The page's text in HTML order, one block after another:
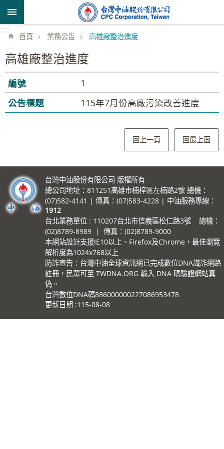
跳到主要內容區塊
::::::
首頁 業務公告 高雄廠整治進度
高雄廠整治進度
1
115年7月份高廠污染改善進度
回上一頁 回最上面
台灣中油股份有限公司 版權所有
總公司地址：811251高雄市楠梓區左楠路2號 總機：
(07)582-4141 | 傳真：(07)583-4228 | 中油服務專線：
1912
台北業務單位 : 110207台北市信義區松仁路3號 總機：
(02)8789-8989 | 傳真：(02)8789-9000
本網站設計支援IE10以上、Firefox及Chrome，最佳瀏覽
解析度為1024x768以上
防詐宣告：台灣中油全球資訊網已完成數位DNA識詐網路
註冊，民眾可至 TWDNA.ORG 輸入 DNA 碼驗證網站真
偽。
台灣數位DNA碼886000000227086953478
更新日期 115-08-08